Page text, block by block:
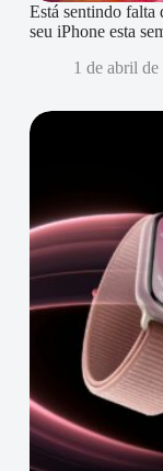
Está sentindo falta
seu iPhone esta
1 de abril de